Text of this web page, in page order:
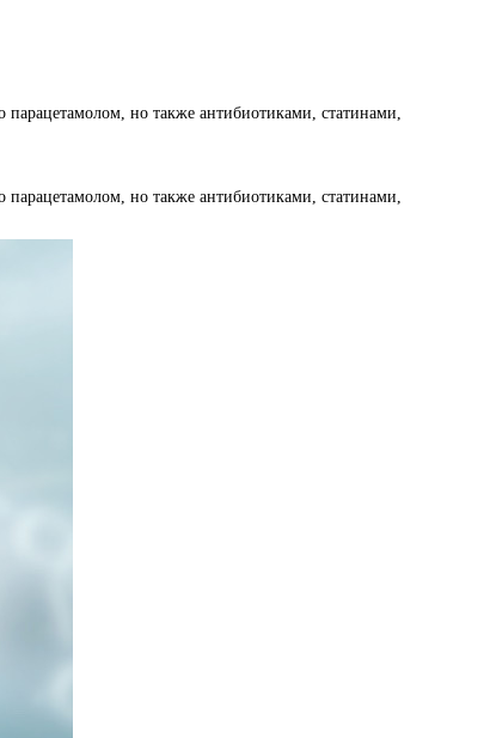
парацетамолом, но также антибиотиками, статинами,
парацетамолом, но также антибиотиками, статинами,